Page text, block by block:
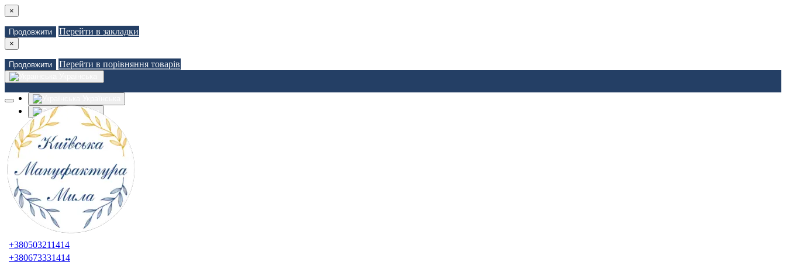
×
Продовжити Перейти в закладки
×
Продовжити Перейти в порівняння товарів
Russian
Закладки (0)
Порівняння товарів (0)
Зв'язатися з нами
Авторизація
Реєстрація
+380503211414
+380673331414